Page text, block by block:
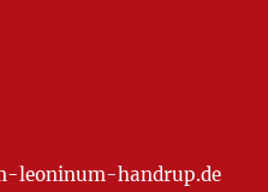
leoninum-handrup.de